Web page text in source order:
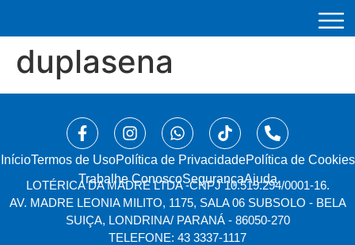
duplasena
Início⁠Termos de UsoPolítica de PrivacidadePolítica de Cookies
Trabalhe ConoscoSegurançaAjuda
LOTÉRICA DA MADRE LTDA -CNPJ 10.519.294/0001-16.
AV. MADRE LEONIA MILITO, 1175, SALA 06 SUBSOLO - BELA
SUIÇA, LONDRINA/ PARANÁ - 86050-270
TELEFONE: 43 3337-1117